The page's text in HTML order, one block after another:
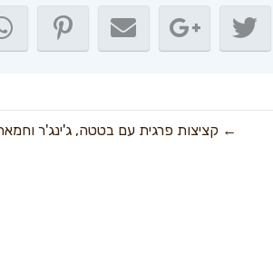
← קציצות פרגית עם בטטה, ג'ינג'ר